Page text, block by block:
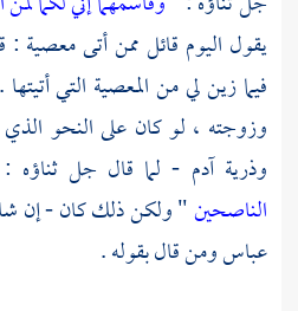
يقول اليوم قائل ممن أتى معصية
فيما زين لي من المعصية التي
وزوجته ، لو كان على النحو الذي
وذرية آدم - لما قال جل
الناصحين" ولكن ذلك كان - إن
عباسومن قال بقوله .